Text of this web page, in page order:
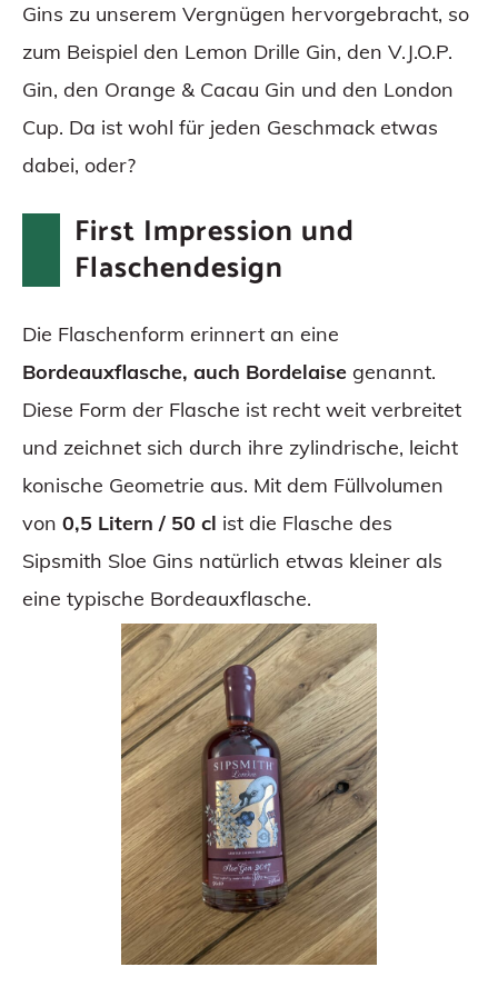
Gins zu unserem Vergnügen hervorgebracht, so
zum Beispiel den Lemon Drille Gin, den V.J.O.P.
Gin, den Orange & Cacau Gin und den London
Cup. Da ist wohl für jeden Geschmack etwas
dabei, oder?
First Impression und
Flaschendesign
Die Flaschenform erinnert an eine
Bordeauxflasche, auch Bordelaise genannt.
Diese Form der Flasche ist recht weit verbreitet
und zeichnet sich durch ihre zylindrische, leicht
konische Geometrie aus. Mit dem Füllvolumen
von 0,5 Litern / 50 cl ist die Flasche des
Sipsmith Sloe Gins natürlich etwas kleiner als
eine typische Bordeauxflasche.